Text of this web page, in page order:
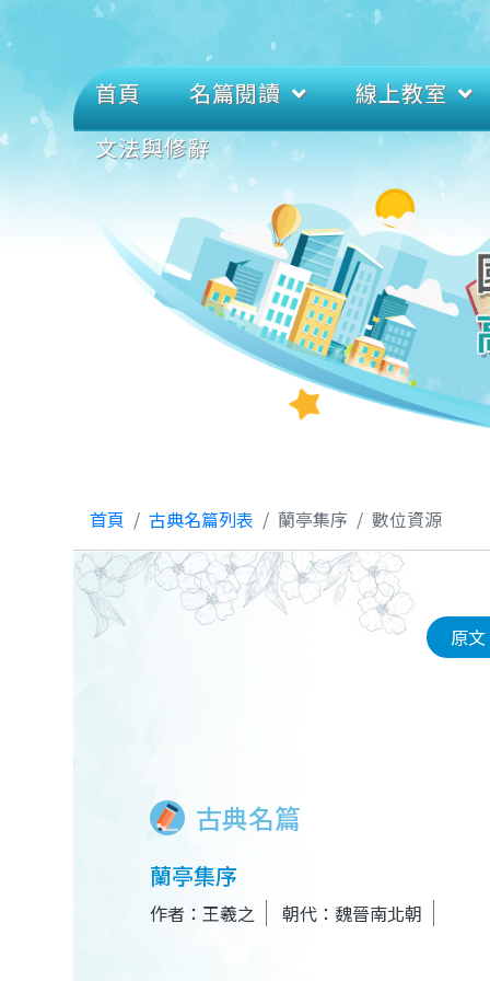
首頁 名篇閱讀
線上教室
文法與修辭
首頁 古典名篇列表 蘭亭集序 數位資源
原文
古典名篇
蘭亭集序
作者：王羲之 朝代：魏晉南北朝